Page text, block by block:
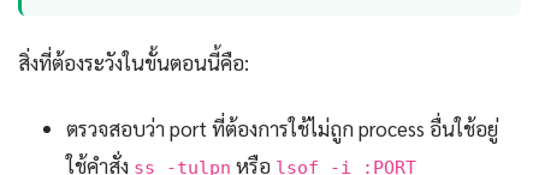
สิ่งที่ต้องระวังในขั้นตอนนี้คือ:
ตรวจสอบว่า port ที่ต้องการใช้ไม่ถูก process อื่นใช้อยู่
ใช้คำสั่ง ss -tulpn หรือ lsof -i :PORT